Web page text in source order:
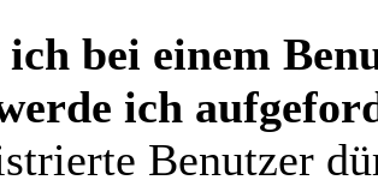
ich bei einem
ich
Benutzer